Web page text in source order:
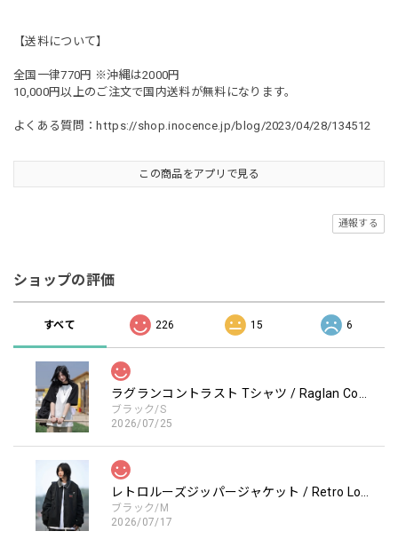
【送料について】
全国一律770円 ※沖縄は2000円
10,000円以上のご注文で国内送料が無料になります。
よくある質問：https://shop.inocence.jp/blog/2023/04/28/134512
この商品をアプリで見る
通報する
ショップの評価
すべて 226 15 6
ブラック/S
2026/07/25
ブラック/M
2026/07/17